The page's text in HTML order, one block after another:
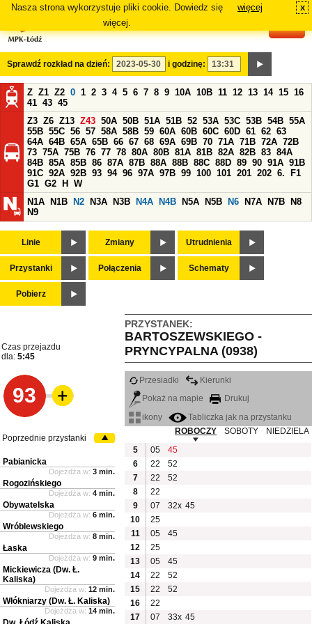
Nasza strona wykorzystuje pliki cookie. Dowiedz się
więcej.
więcej x
Sprawdź rozkład na dzień: i godzinę:
Z Z1 Z2 0 1 2 3 4 5 6 7 8 9 10A 10B 11 12 13 14 15 16
41 43 45
Z3 Z6 Z13 Z43 50A 50B 51A 51B 52 53A 53C 53B 54B 55A
55B 55C 56 57 58A 58B 59 60A 60B 60C 60D 61 62 63
64A 64B 65A 65B 66 67 68 69A 69B 70 71A 71B 72A 72B
73 75A 75B 76 77 78 80A 80B 81A 81B 82A 82B 83 84A
84B 85A 85B 86 87A 87B 88A 88B 88C 88D 89 90 91A 91B
91C 92A 92B 93 94 96 97A 97B 99 100 101 201 202 6.
F1
G1 G2 H
W
N1A
N1B N2 N3A N3B N4A N4B N5A N5B N6 N7A N7B
N8
N9
Linie Zmiany Utrudnienia
Przystanki Połączenia Schematy
Pobierz
PRZYSTANEK:
BARTOSZEWSKIEGO -
PRYNCYPALNA (0938)
Czas przejazdu
dla: 5:45
93
Przesiadki
Kierunki
Pokaż na mapie
Drukuj
ikony
Tabliczka jak na przystanku
ROBOCZY
SOBOTY
NIEDZIELA
5
05
45
6
22
52
7
22
52
8
22
9
07 32x 45
10
25
11
05
45
12
25
13
05
45
14
22
52
15
22
52
16
22
17
07 33x 45
Poprzednie przystanki
Pabianicka
Dojeżdża w: 3 min.
Rogozińskiego
Dojeżdża w: 4 min.
Obywatelska
Dojeżdża w: 6 min.
Wróblewskiego
Dojeżdża w: 8 min.
Łaska
Dojeżdża w: 9 min.
Mickiewicza (Dw. Ł.
Kaliska)
Dojeżdża w: 12 min.
Włókniarzy (Dw. Ł. Kaliska)
Dojeżdża w: 14 min.